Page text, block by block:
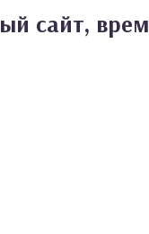
сайт,